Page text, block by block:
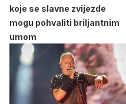
koje se slavne zvijezde
mogu pohvaliti briljantnim
umom